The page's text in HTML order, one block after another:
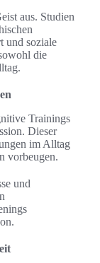
aus. Studien
und soziale
die
Trainings
Dieser
im Alltag
vorbeugen.
und